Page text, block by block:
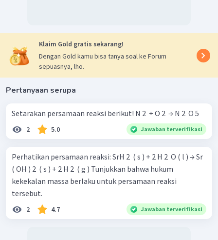
Klaim Gold gratis sekarang!
Dengan Gold kamu bisa tanya soal ke Forum
sepuasnya, lho.
Pertanyaan serupa
Setarakan persamaan reaksi berikut! N 2 ​ + O 2 ​ → N 2 ​ O 5 ​
2 5.0 Jawaban terverifikasi
Perhatikan persamaan reaksi: SrH 2 ​ ( s ) + 2 H 2 ​ O ( l ) → Sr
( OH ) 2 ​ ( s ) + 2 H 2 ​ ( g ) Tunjukkan bahwa hukum
kekekalan massa berlaku untuk persamaan reaksi
tersebut.
2 4.7 Jawaban terverifikasi